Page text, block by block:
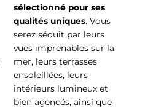
sélectionné pour ses
qualités uniques. Vous
serez séduit par leurs
vues imprenables sur la
mer, leurs terrasses
ensoleillées, leurs
intérieurs lumineux et
bien agencés, ainsi que